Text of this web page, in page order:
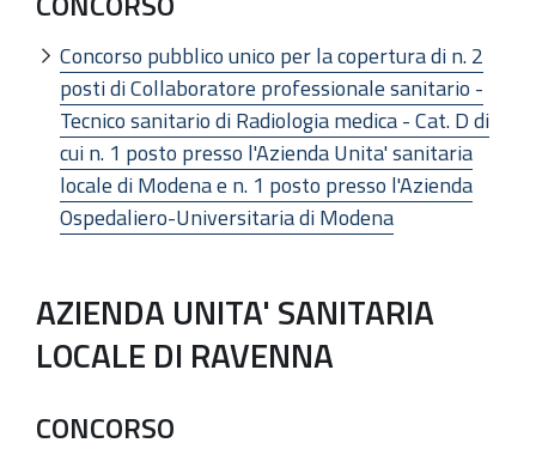
Concorso pubblico unico per la copertura di n. 2
posti di Collaboratore professionale sanitario -
Tecnico sanitario di Radiologia medica - Cat. D di
cui n. 1 posto presso l'Azienda Unita' sanitaria
locale di Modena e n. 1 posto presso l'Azienda
Ospedaliero-Universitaria di Modena
AZIENDA UNITA' SANITARIA
LOCALE DI RAVENNA
CONCORSO